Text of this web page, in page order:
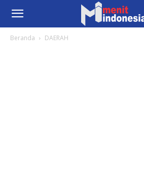
Beranda DAERAH